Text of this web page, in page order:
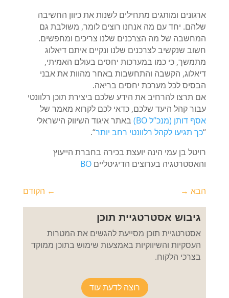
ארגונים ומותגים מתחילים לשנות את כיוון החשיבה
שלהם. יחד עם מה אנחנו רוצים לומר, משולבת גם
המחשבה של מה הצרכנים שלנו צריכים ומחפשים.
חשוב שנקשיב לצרכנים שלנו ונקיים איתם דיאלוג
מתמשך, כי כמו במערכות יחסים בעולם האמיתי,
דיאלוג, הקשבה והתחשבות באחר מהוות את אבני
הבסיס לכל מערכת יחסים בריאה.
אם תרצו להרחיב את הידע שלכם ביצירת תוכן רלוונטי
עבור קהל היעד שלכם, כדאי לכם לקרוא מאמר של
אסף דותן (מנכ”ל BO)
באתר איגוד השיווק הישראלי
“כך תגיעו לקהל רלוונטי רחב יותר“.
רויטל בן עמי הינה יועצת בכירה בחברת הייעוץ
והאסטרטגיה בערוצים הדיגיטליים BO
← הקודם הבא →
גיבוש אסטרטגיית תוכן
אסטרטגיית תוכן מסייעת להגשים את המטרות
העסקיות והשיווקיות באמצעות שימוש בתוכן ממוקד
בצרכי הלקוח.
רוצה לדעת עוד